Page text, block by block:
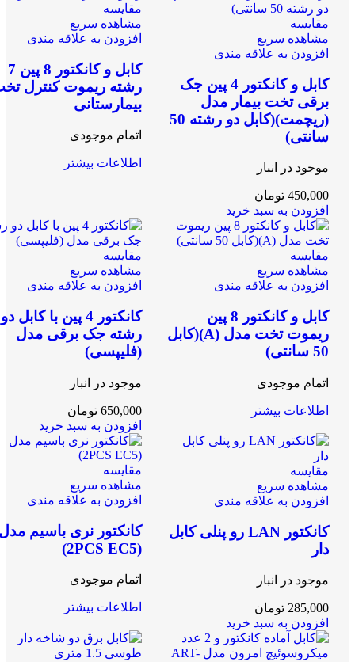
مقایسه
مشاهده سریع
افزودن به علاقه مندی
کابل و کانکتور 4 پین جک
برقی تخت بیمار مدل
(ریچمت)(کابل دو رشته 50
سانتی)
موجود در انبار
450,000 تومان
افزودن به سبد خرید
مقایسه
مشاهده سریع
افزودن به علاقه مندی
کابل و کانکتور 8 پین 7
رشته ریموت کنترل
بیمارستانی
اتمام موجودی
اطلاعات بیشتر
مقایسه
مشاهده سریع
افزودن به علاقه مندی
کابل و کانکتور 8 پین
ریموت تخت مدل (A)(کابل
50 سانتی)
اتمام موجودی
اطلاعات بیشتر
مقایسه
مشاهده سریع
افزودن به علاقه مندی
کانکتور 4 پین با کابل دو
رشته جک برقی مدل
(فلیپسی)
موجود در انبار
650,000 تومان
افزودن به سبد خرید
مقایسه
مشاهده سریع
افزودن به علاقه مندی
کانکتور LAN رو پنلی کابل
دار
موجود در انبار
285,000 تومان
افزودن به سبد خرید
مقایسه
مشاهده سریع
افزودن به علاقه مندی
کانکتور نری باسیم
(2PCS EC5)
اتمام موجودی
اطلاعات بیشتر